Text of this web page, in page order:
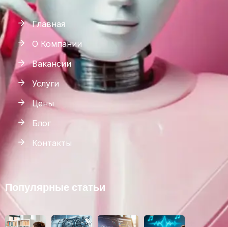
Главная
О Компании
Вакансии
Услуги
Цены
Блог
Контакты
Популярные статьи